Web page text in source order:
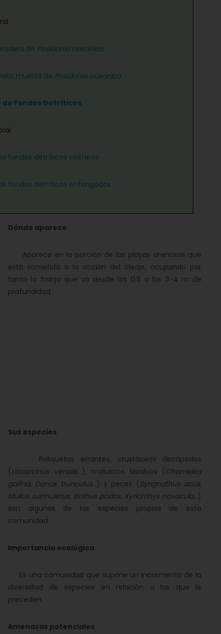
de Posidonia oceanica
muerta de Posidonia oceanica
de Fondos Detríticos
fondos detríticos costeros
fondos detríticos enfangados
Dónde aparece
Aparece en la porción de las playas arenosas que
está sometida a la acción del oleaje, ocupando por
tanto la franja que va desde los 0,5 a los 3-4 m de
profundidad.
Sus especies
Poliquetos errantes, crustáceos decápodos
(Liocarcinus venalis...), moluscos bivalvos ( Chamelea
gallina, Donax trunculus...) y peces ( Syngnathus acus,
Mullus surmuletus, Bothus podas, Xyrichthys novacula...)
son algunas de las especies propias de esta
comunidad.
Importancia ecológica
Es una comunidad que supone un incremento de la
diversidad de especies en relación a las que le
preceden.
Amenazas potenciales